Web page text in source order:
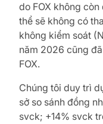
do FOX không
thể sẽ không có
không kiểm soát
năm 2026 cũng
FOX.
Chúng tôi duy trì
sở so sánh đồng
svck; +14% svck